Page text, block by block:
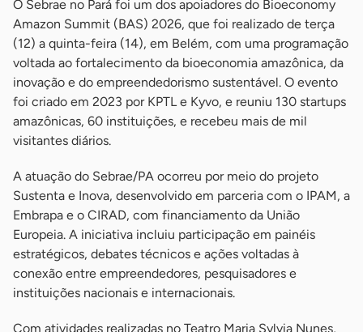
O Sebrae no Pará foi um dos apoiadores do Bioeconomy
Amazon Summit (BAS) 2026, que foi realizado de terça
(12) a quinta-feira (14), em Belém, com uma programação
voltada ao fortalecimento da bioeconomia amazônica, da
inovação e do empreendedorismo sustentável. O evento
foi criado em 2023 por KPTL e Kyvo, e reuniu 130 startups
amazônicas, 60 instituições, e recebeu mais de mil
visitantes diários.
A atuação do Sebrae/PA ocorreu por meio do projeto
Sustenta e Inova, desenvolvido em parceria com o IPAM, a
Embrapa e o CIRAD, com financiamento da União
Europeia. A iniciativa incluiu participação em painéis
estratégicos, debates técnicos e ações voltadas à
conexão entre empreendedores, pesquisadores e
instituições nacionais e internacionais.
Com atividades realizadas no Teatro Maria Sylvia Nunes,